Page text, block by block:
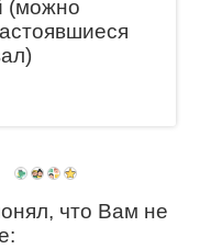
(можно
что Вам не